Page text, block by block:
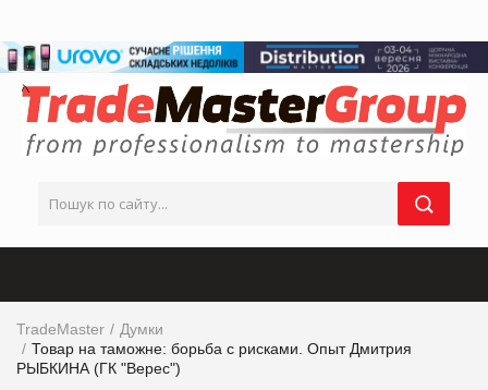
TradeMaster
Думки
Товар на таможне: борьба с рисками. Опыт Дмитрия
РЫБКИНА (ГК "Верес")